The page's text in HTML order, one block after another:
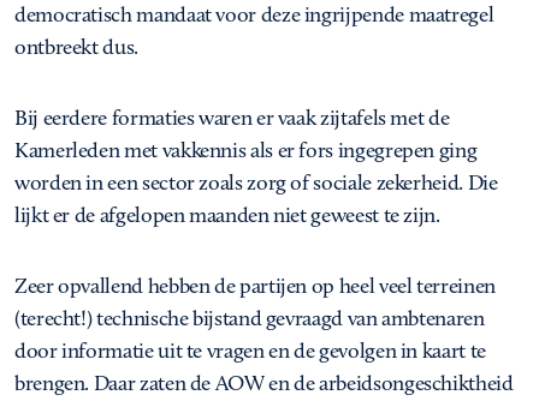
democratisch mandaat voor deze ingrijpende maatregel
ontbreekt dus.
Bij eerdere formaties waren er vaak zijtafels met de
Kamerleden met vakkennis als er fors ingegrepen ging
worden in een sector zoals zorg of sociale zekerheid. Die
lijkt er de afgelopen maanden niet geweest te zijn.
Zeer opvallend hebben de partijen op heel veel terreinen
(terecht!) technische bijstand gevraagd van ambtenaren
door informatie uit te vragen en de gevolgen in kaart te
brengen. Daar zaten de AOW en de arbeidsongeschiktheid